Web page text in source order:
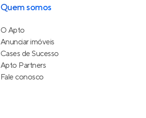
Quem somos
O Apto
Anunciar imóveis
Cases de Sucesso
Apto Partners
Fale conosco